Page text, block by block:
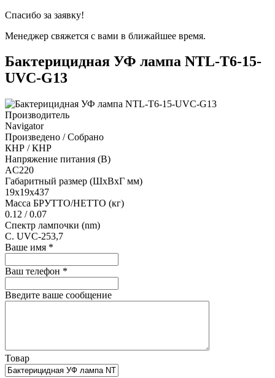
Спасибо за заявку!
Менеджер свяжется с вами в ближайшее время.
Бактерицидная УФ лампа NTL-T6-15-
UVC-G13
Производитель
Navigator
Произведено / Собрано
КНР / КНР
Напряжение питания (В)
AC220
Габаритный размер (ШхВхГ мм)
19x19x437
Масса БРУТТО/НЕТТО (кг)
0.12 / 0.07
Спектр лампочки (nm)
С. UVC-253,7
Ваше имя *
Ваш телефон *
Введите ваше сообщение
Товар